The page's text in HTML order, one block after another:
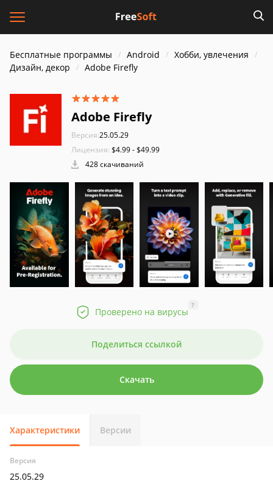
Бесплатные программы Android
Хобби, увлечения
Дизайн, декор
Adobe Firefly
Adobe Firefly
Версия:25.05.29
Лицензия: $4.99 - $49.99
428 скачиваний
Проверено на вирусы
?
Поделиться ссылкой
Скачать
Характеристики Версии
Версия
25.05.29